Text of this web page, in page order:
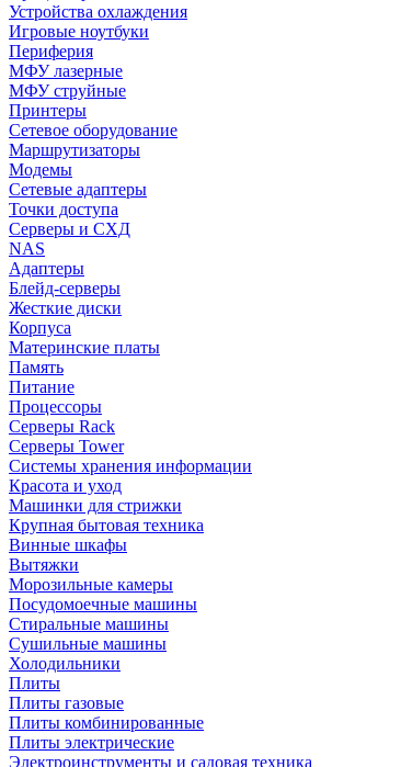
Устройства охлаждения
Игровые ноутбуки
Периферия
МФУ лазерные
МФУ струйные
Принтеры
Сетевое оборудование
Маршрутизаторы
Модемы
Сетевые адаптеры
Точки доступа
Серверы и СХД
NAS
Адаптеры
Блейд-серверы
Жесткие диски
Корпуса
Материнские платы
Память
Питание
Процессоры
Серверы Rack
Серверы Tower
Системы хранения информации
Красота и уход
Машинки для стрижки
Крупная бытовая техника
Винные шкафы
Вытяжки
Морозильные камеры
Посудомоечные машины
Стиральные машины
Сушильные машины
Холодильники
Плиты
Плиты газовые
Плиты комбинированные
Плиты электрические
Электроинструменты и садовая техника